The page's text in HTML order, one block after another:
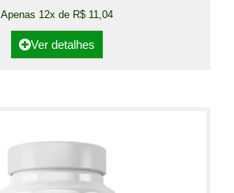
Apenas 12x de R$ 11,04
Ver detalhes